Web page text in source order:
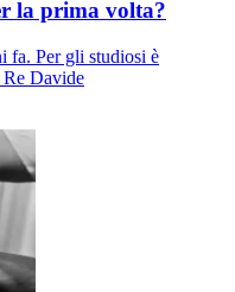
la prima volta?
fa. Per gli studiosi è
Re Davide